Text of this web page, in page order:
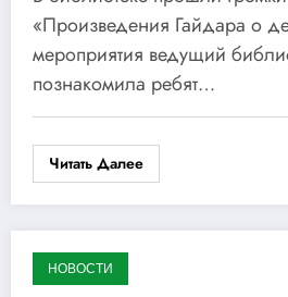
«Произведения Гайдара о
мероприятия ведущий
познакомила ребят…
Читать Далее
23.01.2020
НОВОСТИ